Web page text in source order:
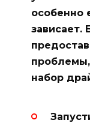
особенно
зависает.
набор